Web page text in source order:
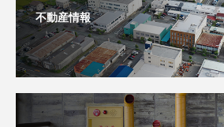
不動産情報